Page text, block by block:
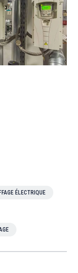
ÉLECTRIQUE